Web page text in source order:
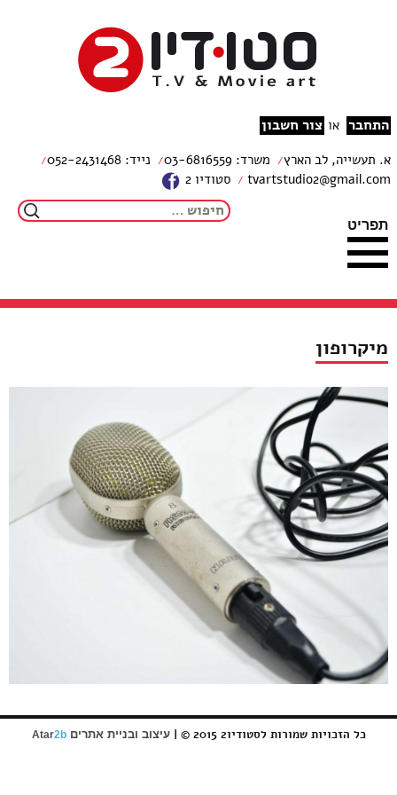
studio2
התחבר או צור חשבון
א. תעשייה, לב הארץ משרד: 03-6816559
נייד: 052-2431468
tvartstudio2@gmail.com
סטודיו 2
תפריט
חיפוש:
מיקרופון
כל הזכויות שמורות לסטודיו2 2015 © | עיצוב ובניית אתרים Atar2b